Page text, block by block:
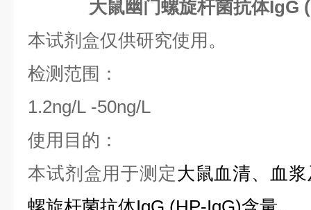
大鼠幽门螺旋杆菌抗体IgG
本试剂盒仅供研究使用。
检测范
1.2ng/L -50ng/L
使用目的：
本试剂盒用于测定大鼠血清、血